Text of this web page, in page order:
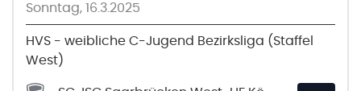
Sonntag, 16.3.2025
HVS - weibliche C-Jugend Bezirksliga (Staffel
West)